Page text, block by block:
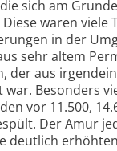
sich am
waren viele
in der
sehr altem
der aus
Besonders
vor 11.500,
Der Amur
deutlich